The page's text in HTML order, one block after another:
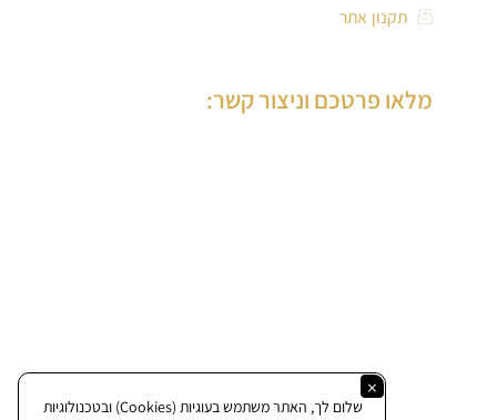
תקנון אתר
מלאו פרטכם וניצור קשר:
×
שלום לך, האתר משתמש בעוגיות (Cookies) ובטכנולוגיות